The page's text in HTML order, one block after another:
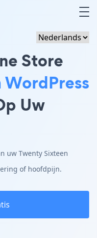
Store
Uw
uw Twenty Sixteen
of hoofdpijn.